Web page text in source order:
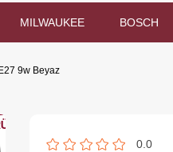
MILWAUKEE BOSCH
9w Beyaz
0.0